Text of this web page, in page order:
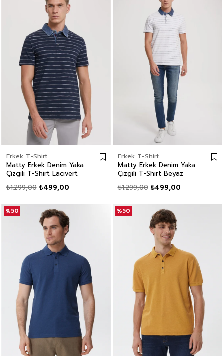
Erkek T-Shirt
Matty Erkek Denim Yaka
Çizgili T-Shirt Lacivert
₺499,00
₺1.299,00
Erkek T-Shirt
Matty Erkek Denim Yaka
Çizgili T-Shirt Beyaz
₺499,00
₺1.299,00
%50 %50